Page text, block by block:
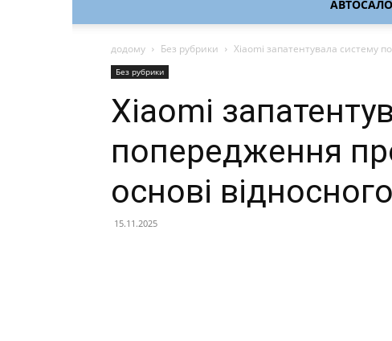
додому Без рубрики Xiaomi запатентувала систему
Без рубрики
Xiaomi
попередження
основі
15.11.2025